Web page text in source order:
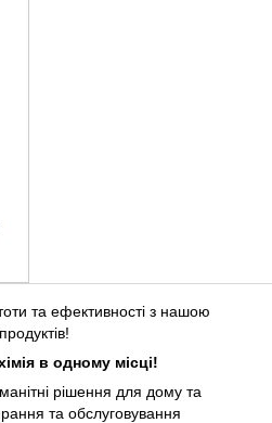
та ефективності з нашою
в одному місці!
рішення для дому та
та обслуговування